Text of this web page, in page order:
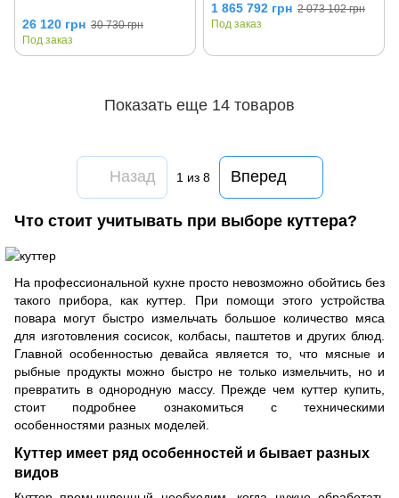
26 120 грн 30 730 грн
Под заказ
1 865 792 грн 2 073 102 грн
Под заказ
Показать еще 14 товаров
Назад 1 из 8 Вперед
Что стоит учитывать при выборе куттера?
На профессиональной кухне просто невозможно обойтись без
такого прибора, как куттер. При помощи этого устройства
повара могут быстро измельчать большое количество мяса
для изготовления сосисок, колбасы, паштетов и других блюд.
Главной особенностью девайса является то, что мясные и
рыбные продукты можно быстро не только измельчить, но и
превратить в однородную массу. Прежде чем куттер купить,
стоит подробнее ознакомиться с техническими
особенностями разных моделей.
Куттер имеет ряд особенностей и бывает разных
видов